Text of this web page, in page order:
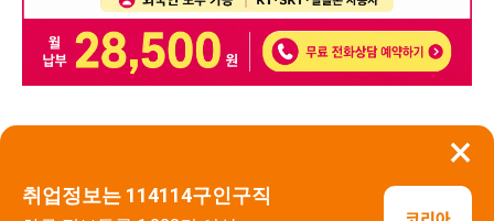
×
취업정보는 114114구인구직